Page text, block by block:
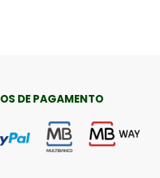
DE PAGAMENTO